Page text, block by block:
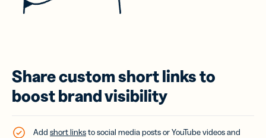
Share custom short links to
boost brand visibility
Add short linksto social media posts or YouTube videos and